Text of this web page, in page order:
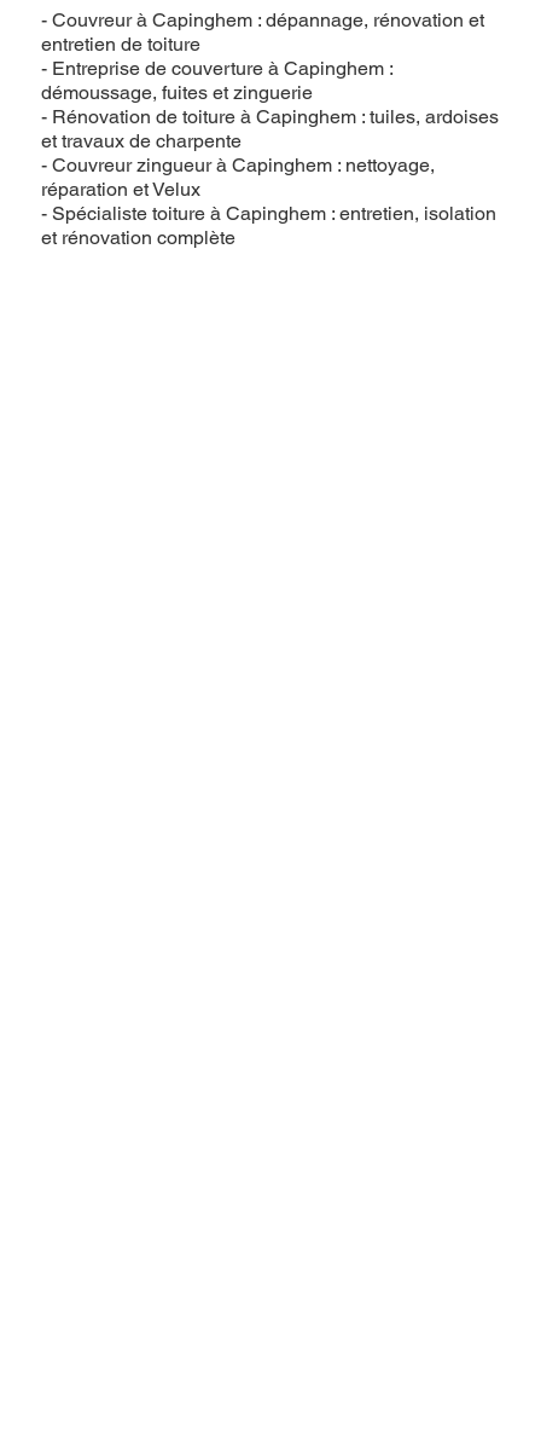
- Couvreur à Capinghem : dépannage, rénovation et
entretien de toiture
- Entreprise de couverture à Capinghem :
démoussage, fuites et zinguerie
- Rénovation de toiture à Capinghem : tuiles, ardoises
et travaux de charpente
- Couvreur zingueur à Capinghem : nettoyage,
réparation et Velux
- Spécialiste toiture à Capinghem : entretien, isolation
et rénovation complète